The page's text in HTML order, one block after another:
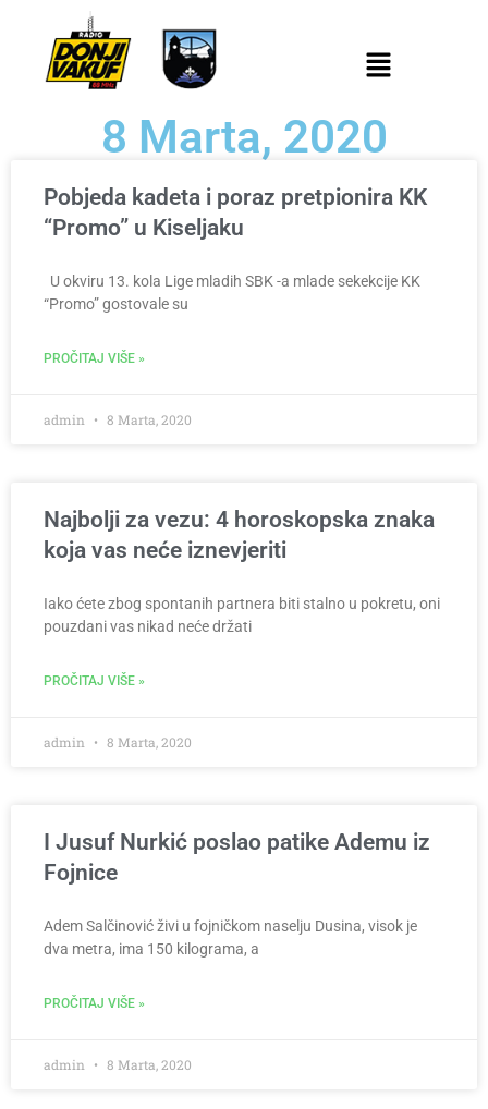
8 Marta, 2020
Pobjeda kadeta i poraz pretpionira KK
“Promo” u Kiseljaku
U okviru 13. kola Lige mladih SBK -a mlade sekekcije KK
“Promo” gostovale su
PROČITAJ VIŠE »
admin 8 Marta, 2020
Najbolji za vezu: 4 horoskopska znaka
koja vas neće iznevjeriti
Iako ćete zbog spontanih partnera biti stalno u pokretu, oni
pouzdani vas nikad neće držati
PROČITAJ VIŠE »
admin 8 Marta, 2020
I Jusuf Nurkić poslao patike Ademu iz
Fojnice
Adem Salčinović živi u fojničkom naselju Dusina, visok je
dva metra, ima 150 kilograma, a
PROČITAJ VIŠE »
admin 8 Marta, 2020